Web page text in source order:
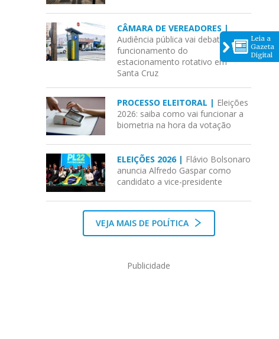
Leia a
Gazeta
Digital
CÂMARA DE VEREADORES |
Audiência pública vai debater
funcionamento do
estacionamento rotativo em
Santa Cruz
PROCESSO ELEITORAL | Eleições
2026: saiba como vai funcionar a
biometria na hora da votação
ELEIÇÕES 2026 | Flávio Bolsonaro
anuncia Alfredo Gaspar como
candidato a vice-presidente
VEJA MAIS DE POLÍTICA
Publicidade